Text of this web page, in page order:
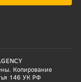
Копирование
146 УК РФ